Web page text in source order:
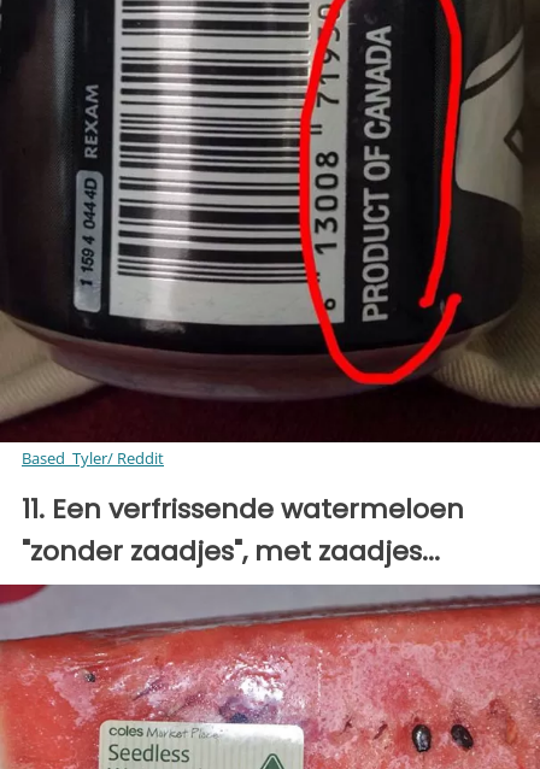
Based_Tyler/ Reddit
11. Een verfrissende watermeloen
"zonder zaadjes", met zaadjes...